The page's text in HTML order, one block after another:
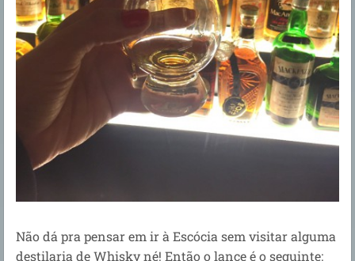
Não dá pra pensar em ir à Escócia sem visitar alguma
destilaria de Whisky né! Então o lance é o seguinte: